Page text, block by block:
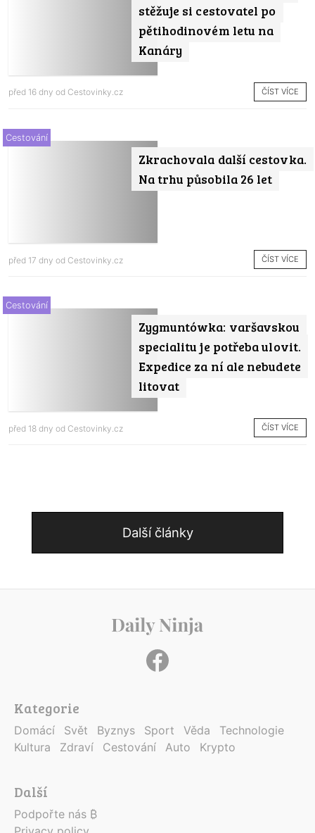
stěžuje si cestovatel po
pětihodinovém letu na
Kanáry
před 16 dny od Cestovinky.cz ČÍST VÍCE
Zkrachovala další cestovka.
Na trhu působila 26 let
Cestování
před 17 dny od Cestovinky.cz ČÍST VÍCE
Zygmuntówka: varšavskou
specialitu je potřeba ulovit.
Expedice za ní ale nebudete
litovat
Cestování
před 18 dny od Cestovinky.cz ČÍST VÍCE
Další články
Kategorie
Domácí Svět Byznys Sport Věda
Technologie
Kultura
Zdraví Cestování Auto Krypto
Další
Podpořte nás ₿